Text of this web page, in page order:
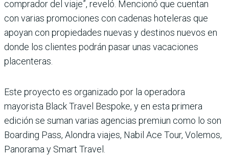
comprador del viaje”, reveló. Mencionó que cuentan
con varias promociones con cadenas hoteleras que
apoyan con propiedades nuevas y destinos nuevos en
donde los clientes podrán pasar unas vacaciones
placenteras.
Este proyecto es organizado por la operadora
mayorista Black Travel Bespoke, y en esta primera
edición se suman varias agencias premiun como lo son
Boarding Pass, Alondra viajes, Nabil Ace Tour, Volemos,
Panorama y Smart Travel.